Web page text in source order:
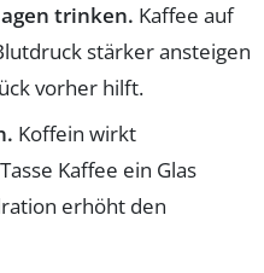
trinken. Kaffee auf
stärker ansteigen
vorher hilft.
Koffein wirkt
Kaffee ein Glas
erhöht den